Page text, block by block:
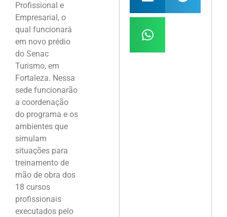
Profissional e
Empresarial, o
qual funcionará
em novo prédio
do Senac
Turismo, em
Fortaleza. Nessa
sede funcionarão
a coordenação
do programa e os
ambientes que
simulam
situações para
treinamento de
mão de obra dos
18 cursos
profissionais
executados pelo